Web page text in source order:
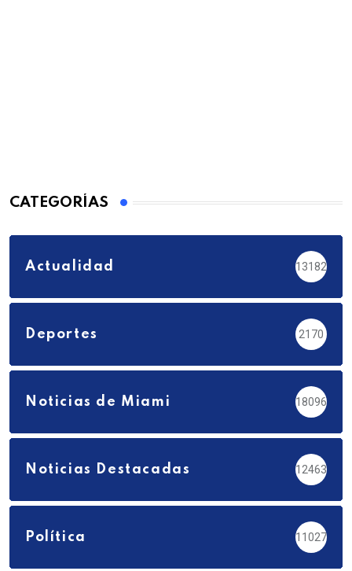
CATEGORÍAS
Actualidad 13182
Deportes 2170
Noticias de Miami 18096
Noticias Destacadas 12463
Política 11027